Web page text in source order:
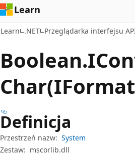
Learn
Learn .NET Przeglądarka interfejsu
Boolean.
Definicja
Przestrzeń nazw: System
Zestaw: mscorlib.dll